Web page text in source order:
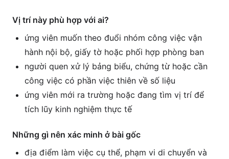
Vị trí này phù hợp với ai?
ứng viên muốn theo đuổi nhóm công việc vận
hành nội bộ, giấy tờ hoặc phối hợp phòng ban
người quen xử lý bảng biểu, chứng từ hoặc cần
công việc có phần việc thiên về số liệu
ứng viên mới ra trường hoặc đang tìm vị trí để
tích lũy kinh nghiệm thực tế
Những gì nên xác minh ở bài gốc
địa điểm làm việc cụ thể, phạm vi di chuyển và